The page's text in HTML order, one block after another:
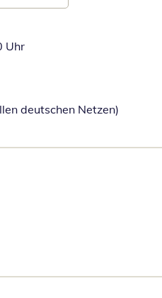
Uhr
deutschen Netzen)